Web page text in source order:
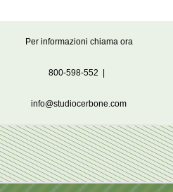
Per informazioni chiama ora
800-598-552
info@studiocerbone.com